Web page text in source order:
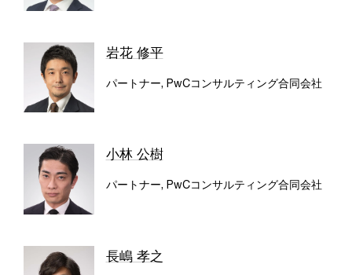
岩花 修平
パートナー, PwCコンサルティング合同会社
小林 公樹
パートナー, PwCコンサルティング合同会社
長嶋 孝之